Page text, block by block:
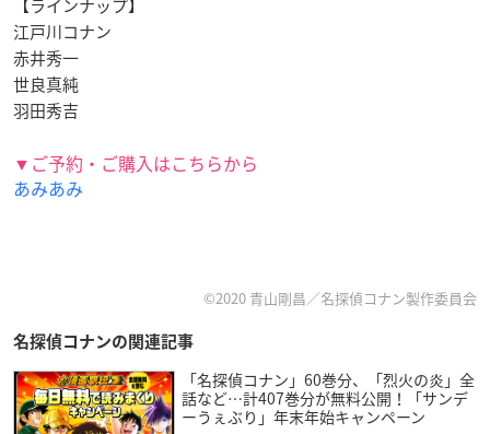
【ラインナップ】
江戸川コナン
赤井秀一
世良真純
羽田秀吉
▼ご予約・ご購入はこちらから
あみあみ
©︎2020 青山剛昌／名探偵コナン製作委員会
名探偵コナンの関連記事
「名探偵コナン」60巻分、「烈火の炎」全
話など…計407巻分が無料公開！「サンデ
ーうぇぶり」年末年始キャンペーン